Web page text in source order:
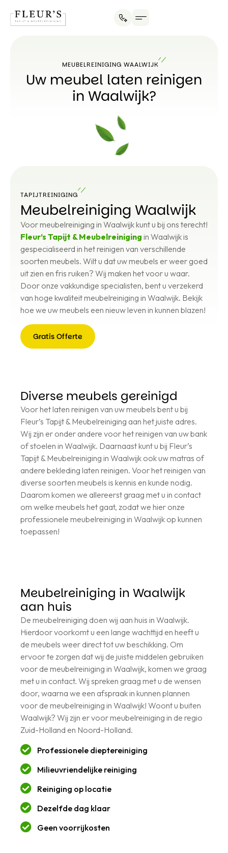
MEUBELREINIGING WAALWIJK
Uw meubel laten reinigen
in Waalwijk?
TAPIJTREINIGING
Meubelreiniging Waalwijk
Voor meubelreiniging in Waalwijk kunt u bij ons terecht!
Fleur’s Tapijt & Meubelreiniging in Waalwijk is
gespecialiseerd in het reinigen van verschillende
soorten meubels. Wilt u dat uw meubels er weer goed
uit zien en fris ruiken? Wij maken het voor u waar.
Door onze vakkundige specialisten, bent u verzekerd
van hoge kwaliteit meubelreiniging in Waalwijk. Bekijk
hoe we uw meubels een nieuw leven in kunnen blazen!
Gratis Offerte
Diverse meubels gereinigd
Voor het laten reinigen van uw meubels bent u bij
Fleur’s Tapijt & Meubelreiniging aan het juiste adres.
Wij zijn er onder andere voor het reinigen van uw bank
of stoelen in Waalwijk. Daarnaast kunt u bij Fleur’s
Tapijt & Meubelreiniging in Waalwijk ook uw matras of
andere bekleding laten reinigen. Voor het reinigen van
diverse soorten meubels is kennis en kunde nodig.
Daarom komen we allereerst graag met u in contact
om welke meubels het gaat, zodat we hier onze
professionele meubelreiniging in Waalwijk op kunnen
toepassen!
Meubelreiniging in Waalwijk
aan huis
De meubelreiniging doen wij aan huis in Waalwijk.
Hierdoor voorkomt u een lange wachttijd en heeft u
de meubels weer direct tot uw beschikking. Om
ervoor te zorgen dat wij de juiste middelen gebruiken
voor de meubelreiniging in Waalwijk, komen we graag
met u in contact. Wij spreken graag met u de wensen
door, waarna we een afspraak in kunnen plannen
voor de meubelreiniging in Waalwijk! Woont u buiten
Waalwijk? Wij zijn er voor meubelreiniging in de regio
Zuid-Holland en Noord-Holland.
Professionele dieptereiniging
Milieuvriendelijke reiniging
Reiniging op locatie
Dezelfde dag klaar
Geen voorrijkosten